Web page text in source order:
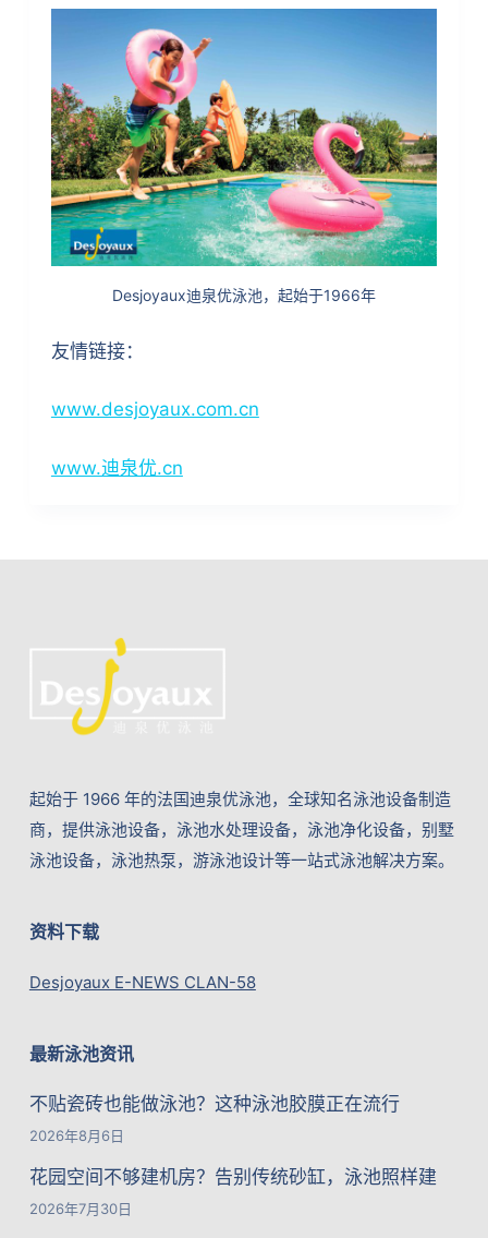
Desjoyaux迪泉优泳池，起始于1966年
友情链接：
www.desjoyaux.com.cn
www.迪泉优.cn
起始于 1966 年的法国迪泉优泳池，全球知名泳池设备制造
商，提供泳池设备，泳池水处理设备，泳池净化设备，别墅
泳池设备，泳池热泵，游泳池设计等一站式泳池解决方案。
资料下载
Desjoyaux E-NEWS CLAN-58
最新泳池资讯
不贴瓷砖也能做泳池？这种泳池胶膜正在流行
2026年8月6日
花园空间不够建机房？告别传统砂缸，泳池照样建
2026年7月30日